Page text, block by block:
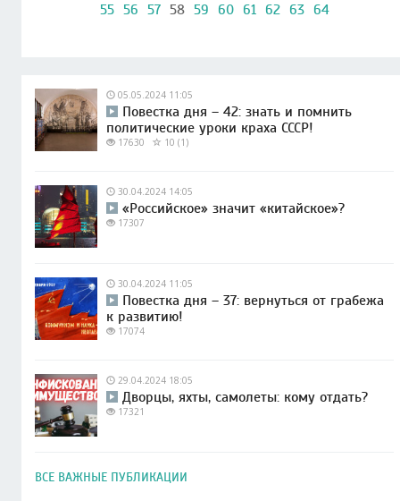
55 56 57 58 59 60 61 62 63 64
05.05.2024 11:05
Повестка дня – 42: знать и помнить
политические уроки краха СССР!
17630 10 (1)
30.04.2024 14:05
«Российское» значит «китайское»?
17307
30.04.2024 11:05
Повестка дня – 37: вернуться от грабежа
к развитию!
17074
29.04.2024 18:05
Дворцы, яхты, самолеты: кому отдать?
17321
ВСЕ ВАЖНЫЕ ПУБЛИКАЦИИ